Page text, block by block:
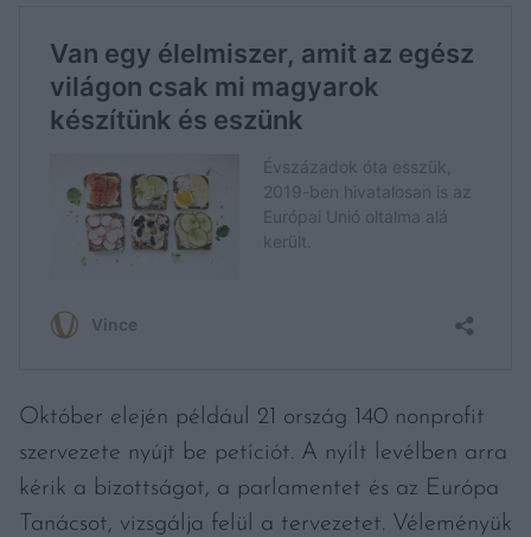
Október elején például 21 ország 140 nonprofit
szervezete nyújt be petíciót. A nyílt levélben arra
kérik a bizottságot, a parlamentet és az Európa
Tanácsot, vizsgálja felül a tervezetet. Véleményük